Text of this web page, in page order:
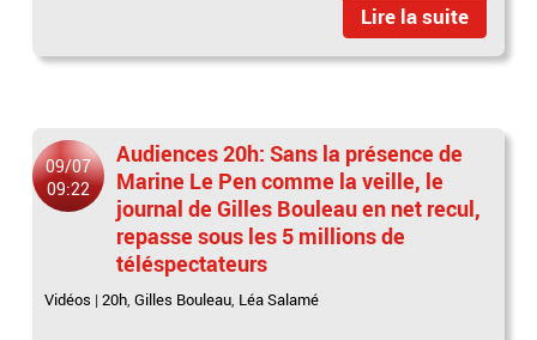
Lire la suite
09/07
09:22
Audiences 20h: Sans la présence de
Marine Le Pen comme la veille, le
journal de Gilles Bouleau en net recul,
repasse sous les 5 millions de
téléspectateurs
Vidéos |20h,Gilles Bouleau, Léa Salamé